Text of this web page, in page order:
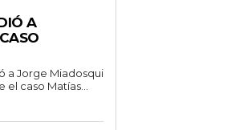
A
a Jorge Miadosqui
el caso Matías...